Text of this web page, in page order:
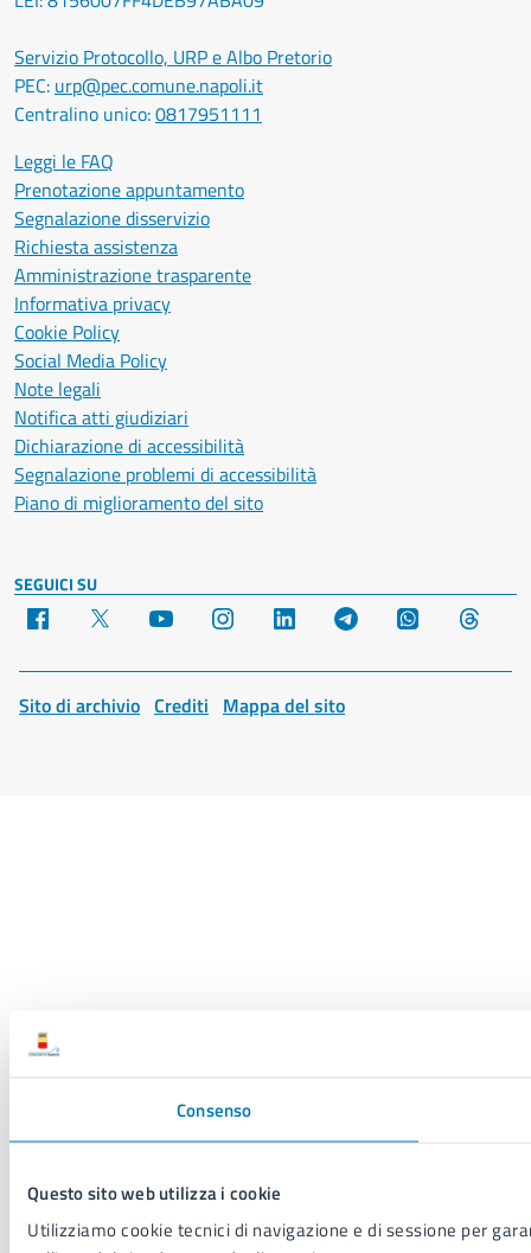
Consenso
Questo sito web utilizza i cookie
Utilizziamo cookie tecnici di navigazione e di sessione per
Servizio Protocollo, URP e Albo Pretorio
PEC: urp@pec.comune.napoli.it
Centralino unico:0817951111
Leggi le FAQ
Prenotazione appuntamento
Segnalazione disservizio
Richiesta assistenza
Amministrazione trasparente
Informativa privacy
Cookie Policy
Social Media Policy
Note legali
Notifica atti giudiziari
Dichiarazione di accessibilità
Segnalazione problemi di accessibilità
Piano di miglioramento del sito
SEGUICI SU
Facebook YouTube Instagram LinkedIn Telegram WhatsApp
Sito di archivio Crediti Mappa del sito